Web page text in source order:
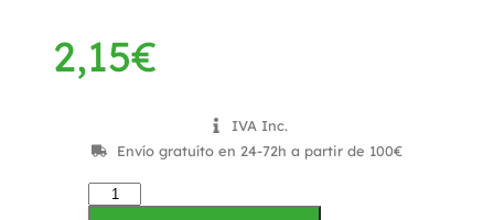
2,15€
IVA Inc.
Envío gratuíto en 24-72h a partir de 100€